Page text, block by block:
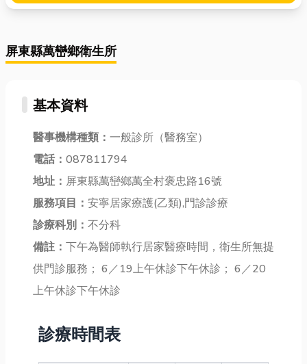
屏東縣萬巒鄉衛生所
基本資料
醫事機構種類： 一般診所（醫務室）
電話： 087811794
地址： 屏東縣萬巒鄉萬全村褒忠路16號
服務項目： 安寧居家療護(乙類),門診診療
診療科別： 不分科
備註： 下午為醫師執行居家醫療時間，衛生所無提
供門診服務； 6／19上午休診下午休診； 6／20
上午休診下午休診
診療時間表